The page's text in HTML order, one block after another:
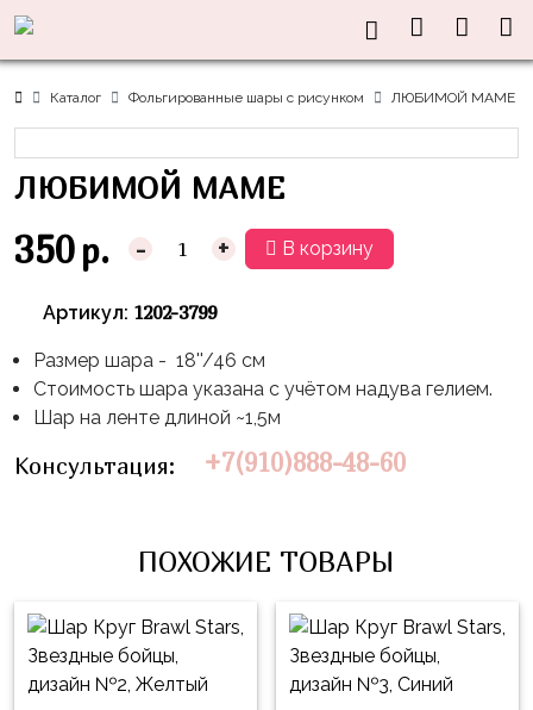
Каталог Фольгированные шары с рисунком ЛЮБИМОЙ МАМЕ
ЛЮБИМОЙ МАМЕ
350 р. - + В корзину
Артикул: 1202-3799
Размер шара - 18''/46 см
Стоимость шара указана с учётом надува гелием.
Шар на ленте длиной ~1,5м
Консультация: +7(910)888-48-60
ПОХОЖИЕ ТОВАРЫ
консультация?
Акции
Каталог
Латексные
шары
без
рисунка
Латексные
с
рисунком
сердца/
Фольга
81
см
Праздники
8
марта
23
февраля,
Родился
День
Рождения
LOVE
1
Сентября
Хэллоуин
Тематики
Оранжевая
Корова
Маша
и
Синий
Трактор
Миньоны
Ми-
ми-
мишки
Информация
О нас
Доставка
и оплата
Скидки
Контакты
+7(910)888-
60
г.
Бор,
ул.